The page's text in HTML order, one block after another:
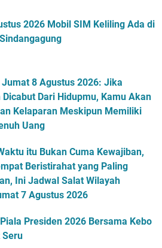
2026 Mobil SIM Keliling Ada di
Jumat 8 Agustus 2026: Jika
Dari Hidupmu, Kamu Akan
Kelaparan Meskipun Memiliki
Uang
itu Bukan Cuma Kewajiban,
Beristirahat yang Paling
Ini Jadwal Salat Wilayah
7 Agustus 2026
Presiden 2026 Bersama Kebo
Seru